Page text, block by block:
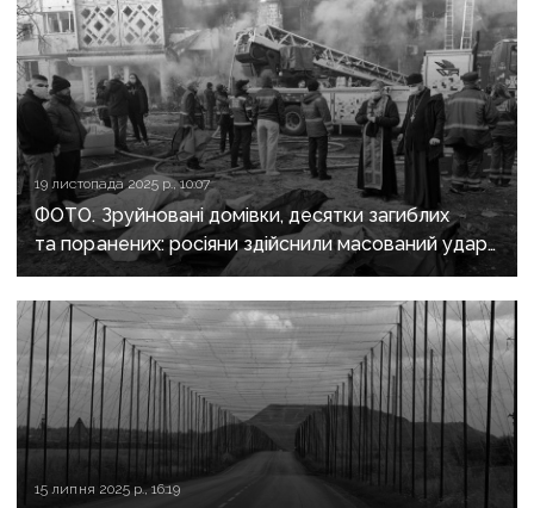
19 листопада 2025 р., 10:07
ФОТО. Зруйновані домівки, десятки загиблих
та поранених: росіяни здійснили масований удар
дронами та ракетами по всій Україні
15 липня 2025 р., 16:19